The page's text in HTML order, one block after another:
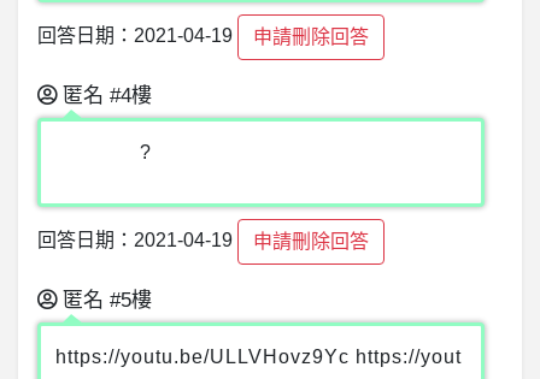
回答日期：2021-04-19 申請刪除回答
匿名 #4樓
?
回答日期：2021-04-19 申請刪除回答
匿名 #5樓
https://youtu.be/ULLVHovz9Yc https://yout